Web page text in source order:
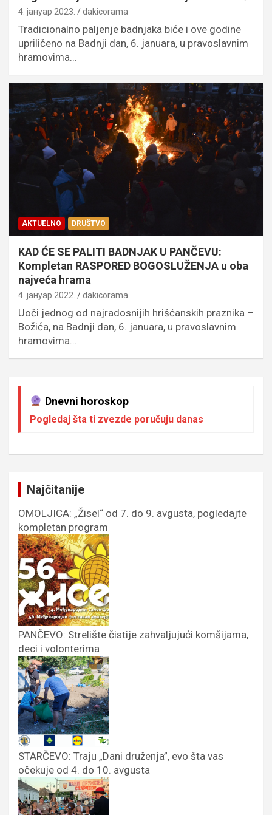
4. јануар 2023. dakicorama
Tradicionalno paljenje badnjaka biće i ove godine
upriličeno na Badnji dan, 6. januara, u pravoslavnim
hramovima…
AKTUELNO DRUŠTVO
KAD ĆE SE PALITI BADNJAK U PANČEVU:
Kompletan RASPORED BOGOSLUŽENJA u oba
najveća hrama
4. јануар 2022. dakicorama
Uoči jednog od najradosnijih hrišćanskih praznika –
Božića, na Badnji dan, 6. januara, u pravoslavnim
hramovima…
Dnevni horoskop
Pogledaj šta ti zvezde poručuju danas
Najčitanije
OMOLJICA: „Žisel“ od 7. do 9. avgusta, pogledajte
kompletan program
PANČEVO: Strelište čistije zahvaljujući komšijama,
deci i volonterima
STARČEVO: Traju „Dani druženja”, evo šta vas
očekuje od 4. do 10. avgusta